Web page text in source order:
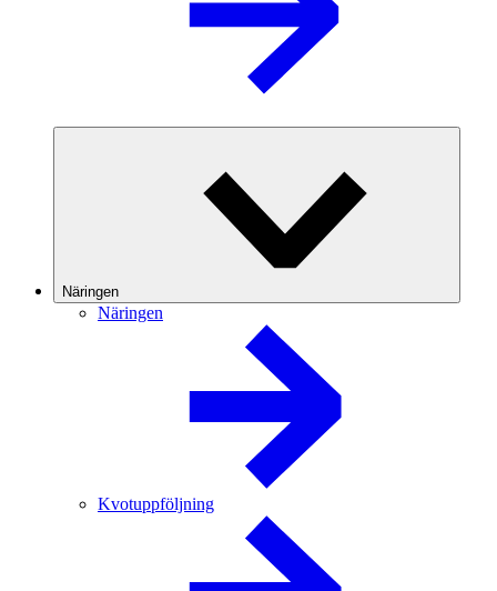
Näringen
Näringen
Kvotuppföljning